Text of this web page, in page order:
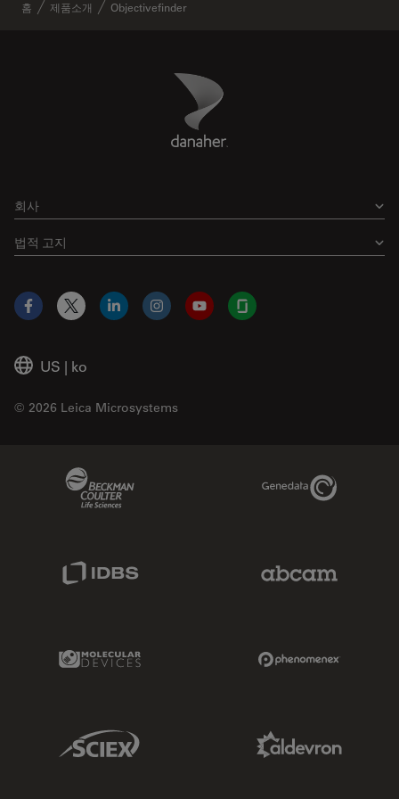
홈 제품소개 Objectivefinder
Danaher Logo
회사
법적 고지
US | ko
© 2026 Leica Microsystems
Facebook
X LinkedInInstagramYouTubeGlassdoor
Genedata Link
Molecular Devices Link
Sciex Link